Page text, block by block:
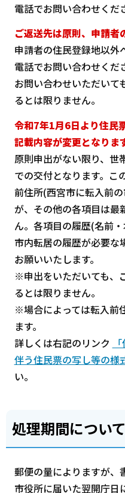
電話でお問い合わせくだ
ご返送先は原則、申請者
申請者の住民登録地以外
電話でお問い合わせくだ
お問い合わせいただいて
るとは限りません。
令和7年1月6日より住民
記載内容が変更となりま
原則申出がない限り、世
での交付となります。こ
前住所(西宮市に転入前
が、その他の各項目は最
ん。各項目の履歴(名前
市内転居の履歴が必要な
お願いいたします。
※申出をいただいても、
るとは限りません。
※場合によっては転入前
ます。
詳しくは右記のリンク
伴う住民票の写し等の様
い。
処理期間について
郵便の量によりますが、
市役所に届いた翌開庁日